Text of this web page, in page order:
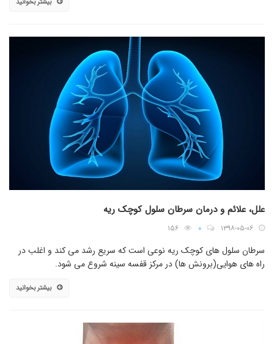
بیشتر بخوانید
علل، علائم و درمان سرطان سلول کوچک ریه
۱۳۹۸-۰۵-۰۶ ۰ ۱۵۶
سرطان سلول های کوچک ریه نوعی است که سریع رشد می کند و اغلب در
راه های هوایی(برونش ها) در مرکز قفسه سینه شروع می شود.
بیشتر بخوانید